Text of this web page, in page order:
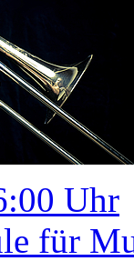
Uhr
für